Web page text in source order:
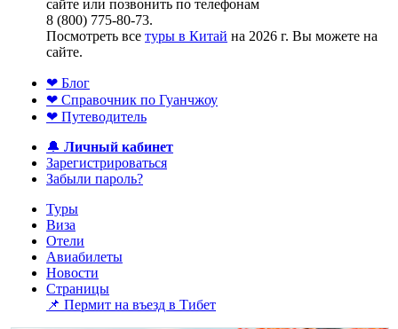
сайте или позвонить по телефонам
8 (800) 775-80-73.
Посмотреть все туры в Китай на 2026 г. Вы можете на
сайте.
❤ Блог
❤ Справочник по Гуанчжоу
❤ Путеводитель
🔔 Личный кабинет
Зарегистрироваться
Забыли пароль?
Туры
Виза
Отели
Авиабилеты
Новости
Страницы
📌 Пермит на въезд в Тибет